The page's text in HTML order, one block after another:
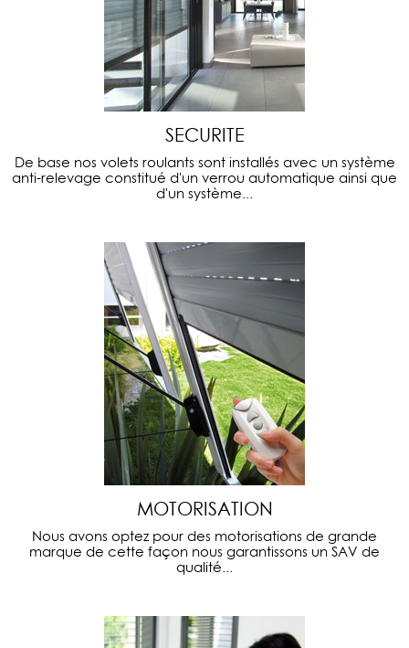
SECURITE
De base nos volets roulants sont installés avec un système
anti-relevage constitué d'un verrou automatique ainsi que
d'un système...
MOTORISATION
Nous avons optez pour des motorisations de grande
marque de cette façon nous garantissons un SAV de
qualité...